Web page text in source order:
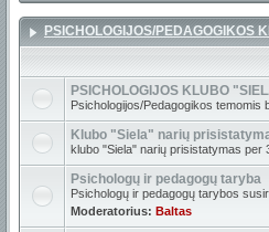
PSICHOLOGIJOS/PEDAGOGIKOS
PSICHOLOGIJOS KLUBO
Psichologijos/Pedagogikos temomis
Klubo "Siela" narių
klubo "Siela" narių prisistatymas per
Psichologų ir pedagogų taryba
Psichologų ir pedagogų tarybos
Moderatorius: Baltas